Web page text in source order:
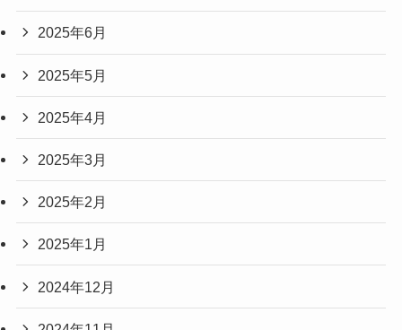
2025年6月
2025年5月
2025年4月
2025年3月
2025年2月
2025年1月
2024年12月